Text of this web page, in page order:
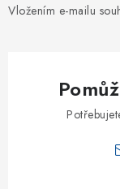
Vložením e-mailu